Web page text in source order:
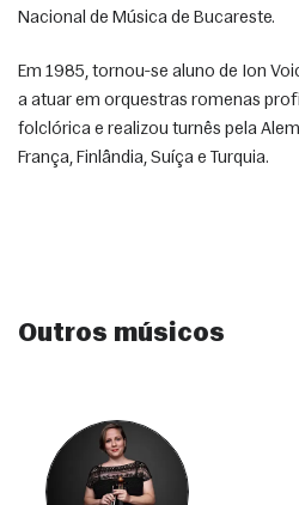
Nacional de Música de Bucareste.
Em 1985, tornou-se aluno de Ion
a atuar em orquestras romenas
folclórica e realizou turnês pela
França, Finlândia, Suíça e Turquia.
Outros músicos